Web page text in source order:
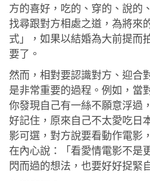
聯絡我們
方的喜好，吃的、穿的、說
找尋跟對方相處之道，為將來
式」，如果以結婚為大前提而
要了。
然而，相對要認識對方、迎合
是非常重要的過程。例如，當
你發現自己有一絲不願意浮過
好記住，原來自己不太愛吃日
影可選，對方說要看動作電影
在內心說：「看愛情電影不是
閃而過的想法，也要好好捉緊